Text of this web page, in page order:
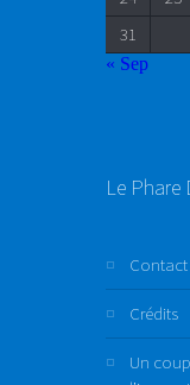
31
« Sep
Le Phare
Contact
Crédits
Un